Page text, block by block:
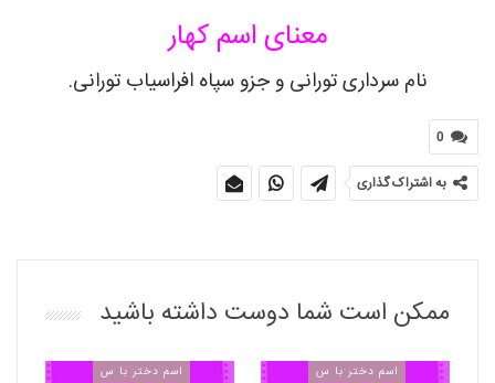
معنای اسمکهار
نام سرداری تورانی و جزو سپاه افراسیاب تورانی.
0
به اشتراک گذاری
ممکن است شما دوست داشته باشید
اسم دختر با س اسم دختر با س